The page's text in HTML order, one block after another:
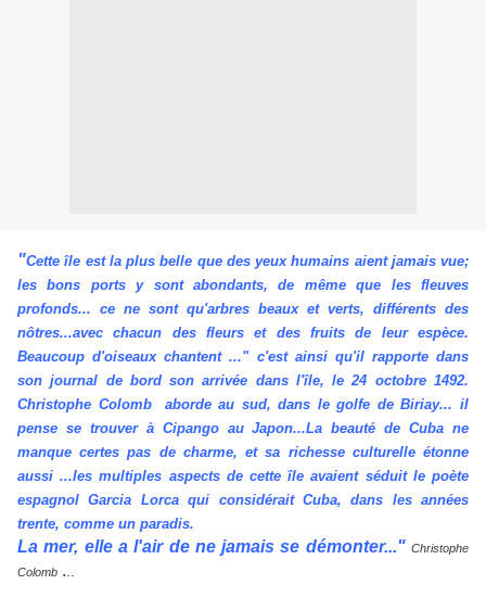
"Cette île est la plus belle que des yeux humains aient jamais vue;
les bons ports y sont abondants, de même que les fleuves
profonds... ce ne sont qu'arbres beaux et verts, différents des
nôtres...avec chacun des fleurs et des fruits de leur espèce.
Beaucoup d'oiseaux chantent ..." c'est ainsi qu'il rapporte dans
son journal de bord son arrivée dans l'île, le 24 octobre 1492.
Christophe Colomb
aborde au sud, dans le golfe de Biriay... il
pense se trouver à Cipango au Japon...La beauté de Cuba ne
manque certes pas de charme, et sa richesse culturelle étonne
aussi ...les multiples aspects de cette île avaient séduit le poète
espagnol Garcia Lorca qui considérait Cuba, dans les années
trente, comme un paradis.
La mer, elle a l'air de ne jamais se démonter..." Christophe
Colomb .